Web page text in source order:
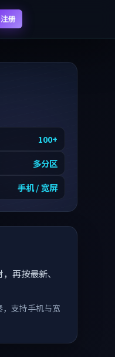
注册
100+
多分区
手机 / 宽屏
再按最新、
支持手机与宽